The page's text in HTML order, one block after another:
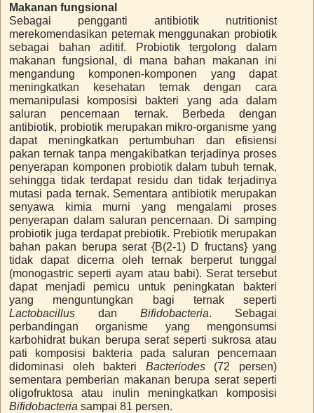
Makanan fungsional
Sebagai pengganti antibiotik nutritionist
merekomendasikan peternak menggunakan probiotik
sebagai bahan aditif. Probiotik tergolong dalam
makanan fungsional, di mana bahan makanan ini
mengandung komponen-komponen yang dapat
meningkatkan kesehatan ternak dengan cara
memanipulasi komposisi bakteri yang ada dalam
saluran pencernaan ternak. Berbeda dengan
antibiotik, probiotik merupakan mikro-organisme yang
dapat meningkatkan pertumbuhan dan efisiensi
pakan ternak tanpa mengakibatkan terjadinya proses
penyerapan komponen probiotik dalam tubuh ternak,
sehingga tidak terdapat residu dan tidak terjadinya
mutasi pada ternak. Sementara antibiotik merupakan
senyawa kimia murni yang mengalami proses
penyerapan dalam saluran pencernaan. Di samping
probiotik juga terdapat prebiotik. Prebiotik merupakan
bahan pakan berupa serat {B(2-1) D fructans} yang
tidak dapat dicerna oleh ternak berperut tunggal
(monogastric seperti ayam atau babi). Serat tersebut
dapat menjadi pemicu untuk peningkatan bakteri
yang menguntungkan bagi ternak seperti
Lactobacillus dan Bifidobacteria. Sebagai
perbandingan organisme yang mengonsumsi
karbohidrat bukan berupa serat seperti sukrosa atau
pati komposisi bakteria pada saluran pencernaan
didominasi oleh bakteri Bacteriodes(72 persen)
sementara pemberian makanan berupa serat seperti
oligofruktosa atau inulin meningkatkan komposisi
Bifidobacteria sampai 81 persen.